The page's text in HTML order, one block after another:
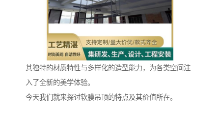
其独特的材质特性与多样化的造型能力，为各类空间注
入了全新的美学体验。
今天我们就来探讨软膜吊顶的特点及其价值所在。